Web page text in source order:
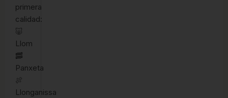
primera
calidad:
🐷
Llom
🥓
Panxeta
🍖
Llonganissa